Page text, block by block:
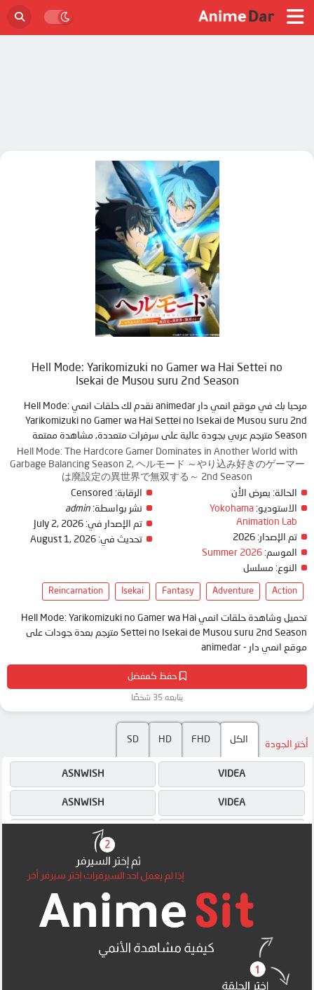
حفظ كمفضل
يتابعه 35 شخصًا
Hell Mode: Yarikomizuki no Gamer wa Hai Settei no
Isekai de Musou suru 2nd Season
مرحبا بك في موقع انمي دار animedar نقدم لك حلقات انمي Hell Mode:
Yarikomizuki no Gamer wa Hai Settei no Isekai de Musou suru 2nd
Season مترجم عربي بجودة عالية على سرفرات متعددة, مشاهدة ممتعة
Hell Mode: The Hardcore Gamer Dominates in Another World with
Garbage Balancing Season 2, ヘルモード ～やり込み好きのゲーマー
は廃設定の異世界で無双する～ 2nd Season
الحالة: يعرض الأن
الاستوديو: Yokohama
Animation Lab
تم الإصدار:
الموسم: Summer 2026
النوع: مسلسل
الرقابة:
نشر بواسطة: admin
تم الإصدار في: July 2, 2026
تحديث في: August 1, 2026
Action
Adventure
Fantasy
Isekai
Reincarnation
تحميل وشاهدة حلقات انمي Hell Mode: Yarikomizuki no Gamer wa Hai
Settei no Isekai de Musou suru 2nd Season مترجم بعدة جودات على
موقع انمي دار - animedar
أختر الجودة الكل FHD
HD
SD
VIDEA
ASNWISH
VIDEA
ASNWISH
MEGA
4SHARED